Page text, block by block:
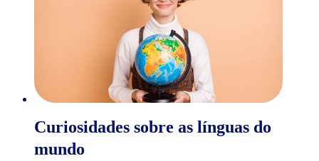
Curiosidades sobre as línguas do
mundo